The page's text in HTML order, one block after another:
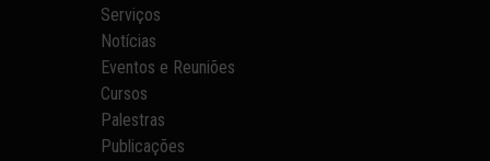
Serviços
Notícias
Eventos e Reuniões
Cursos
Palestras
Publicações